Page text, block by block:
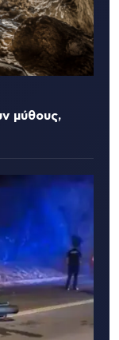
μύθους,